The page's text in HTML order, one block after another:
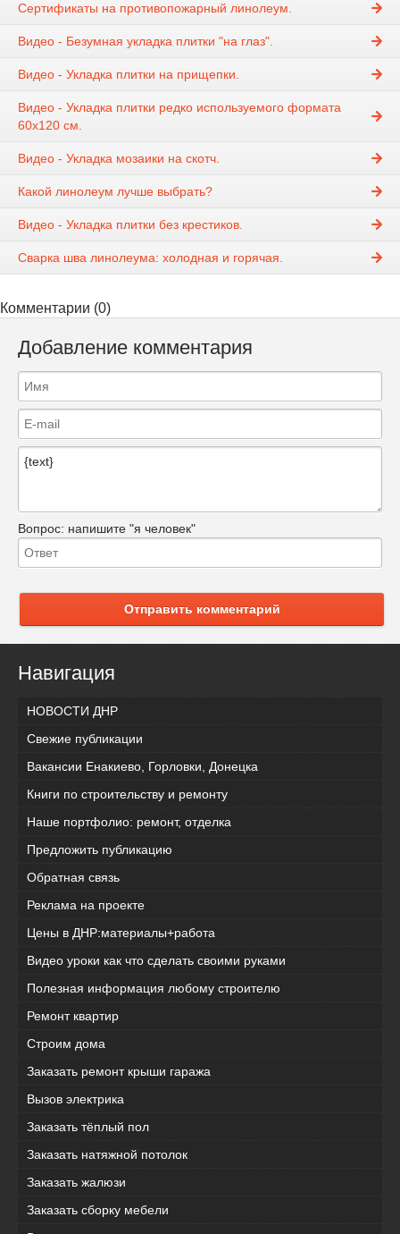
Cертификаты на противопожарный линолеум.
Видео - Безумная укладка плитки "на глаз".
Видео - Укладка плитки на прищепки.
Видео - Укладка плитки редко используемого формата
60х120 см.
Видео - Укладка мозаики на скотч.
Какой линолеум лучше выбрать?
Видео - Укладка плитки без крестиков.
Cварка шва линолеума: холодная и горячая.
Комментарии (0)
Добавление комментария
Вопрос: напишите "я человек"
Отправить комментарий
Навигация
НОВОСТИ ДНР
Свежие публикации
Вакансии Енакиево, Горловки, Донецка
Книги по строительству и ремонту
Наше портфолио: ремонт, отделка
Предложить публикацию
Обратная связь
Реклама на проекте
Цены в ДНР:материалы+работа
Видео уроки как что сделать своими руками
Полезная информация любому строителю
Ремонт квартир
Строим дома
Заказать ремонт крыши гаража
Вызов электрика
Заказать тёплый пол
Заказать натяжной потолок
Заказать жалюзи
Заказать сборку мебели